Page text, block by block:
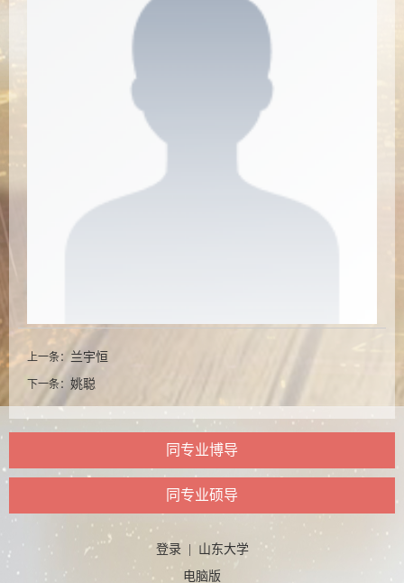
上一条：兰宇恒
下一条： 姚聪
同专业博导
同专业硕导
登录| 山东大学
电脑版